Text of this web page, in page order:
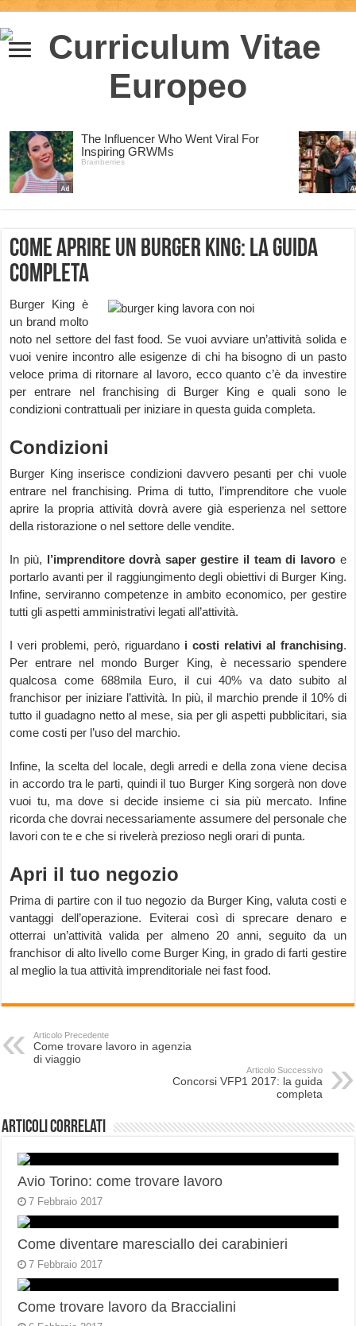
Come aprire un Burger King: la guida
completa
Burger King è
un brand molto
noto nel settore del fast food. Se vuoi avviare un’attività solida e
vuoi venire incontro alle esigenze di chi ha bisogno di un pasto
veloce prima di ritornare al lavoro, ecco quanto c’è da investire
per entrare nel franchising di Burger King e quali sono le
condizioni contrattuali per iniziare in questa guida completa.
Condizioni
Burger King inserisce condizioni davvero pesanti per chi vuole
entrare nel franchising. Prima di tutto, l’imprenditore che vuole
aprire la propria attività dovrà avere già esperienza nel settore
della ristorazione o nel settore delle vendite.
In più, l’imprenditore dovrà saper gestire il team di lavoro e
portarlo avanti per il raggiungimento degli obiettivi di Burger King.
Infine, serviranno competenze in ambito economico, per gestire
tutti gli aspetti amministrativi legati all’attività.
I veri problemi, però, riguardano i costi relativi al franchising.
Per entrare nel mondo Burger King, è necessario spendere
qualcosa come 688mila Euro, il cui 40% va dato subito al
franchisor per iniziare l’attività. In più, il marchio prende il 10% di
tutto il guadagno netto al mese, sia per gli aspetti pubblicitari, sia
come costi per l’uso del marchio.
Infine, la scelta del locale, degli arredi e della zona viene decisa
in accordo tra le parti, quindi il tuo Burger King sorgerà non dove
vuoi tu, ma dove si decide insieme ci sia più mercato. Infine
ricorda che dovrai necessariamente assumere del personale che
lavori con te e che si rivelerà prezioso negli orari di punta.
Apri il tuo negozio
Prima di partire con il tuo negozio da Burger King, valuta costi e
vantaggi dell’operazione. Eviterai così di sprecare denaro e
otterrai un’attività valida per almeno 20 anni, seguito da un
franchisor di alto livello come Burger King, in grado di farti gestire
al meglio la tua attività imprenditoriale nei fast food.
Articolo Precedente
Come trovare lavoro in agenzia
di viaggio
Articolo Successivo
Concorsi VFP1 2017: la guida
completa
Articoli correlati
Avio Torino: come trovare lavoro
7 Febbraio 2017
Come diventare maresciallo dei carabinieri
7 Febbraio 2017
Come trovare lavoro da Braccialini